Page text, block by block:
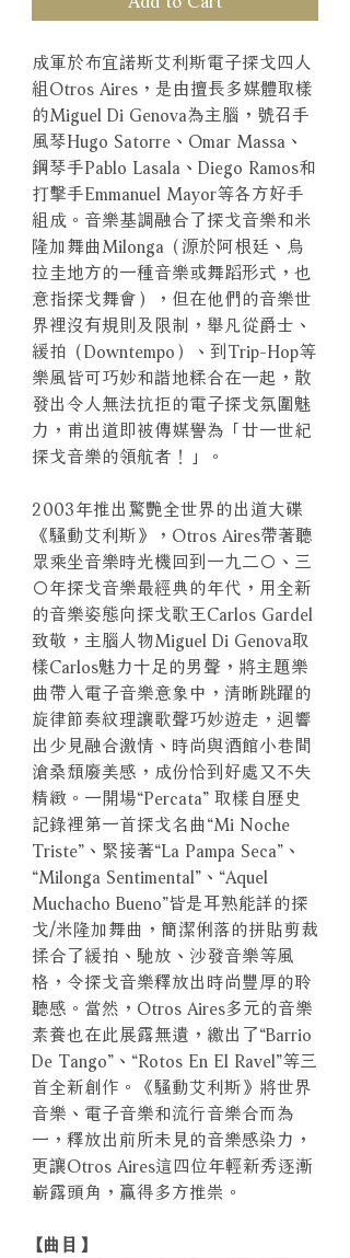
成軍於布宜諾斯艾利斯電子探戈四人
組Otros Aires，是由擅長多媒體取樣
的Miguel Di Genova為主腦，號召手
風琴Hugo Satorre、Omar Massa、
鋼琴手Pablo Lasala、Diego Ramos和
打擊手Emmanuel Mayor等各方好手
組成。音樂基調融合了探戈音樂和米
隆加舞曲Milonga（源於阿根廷、烏
拉圭地方的一種音樂或舞蹈形式，也
意指探戈舞會），但在他們的音樂世
界裡沒有規則及限制，舉凡從爵士、
緩拍（Downtempo）、到Trip-Hop等
樂風皆可巧妙和諧地糅合在一起，散
發出令人無法抗拒的電子探戈氛圍魅
力，甫出道即被傳媒譽為「廿一世紀
探戈音樂的領航者！」。
2003年推出驚艷全世界的出道大碟
《騷動艾利斯》，Otros Aires帶著聽
眾乘坐音樂時光機回到一九二○、三
○年探戈音樂最經典的年代，用全新
的音樂姿態向探戈歌王Carlos Gardel
致敬，主腦人物Miguel Di Genova取
樣Carlos魅力十足的男聲，將主題樂
曲帶入電子音樂意象中，清晰跳躍的
旋律節奏紋理讓歌聲巧妙遊走，迴響
出少見融合激情、時尚與酒館小巷間
滄桑頹廢美感，成份恰到好處又不失
精緻。一開場“Percata” 取樣自歷史
記錄裡第一首探戈名曲“Mi Noche
Triste”、緊接著“La Pampa Seca”、
“Milonga Sentimental”、“Aquel
Muchacho Bueno”皆是耳熟能詳的探
戈/米隆加舞曲，簡潔俐落的拼貼剪裁
揉合了緩拍、馳放、沙發音樂等風
格，令探戈音樂釋放出時尚豐厚的聆
聽感。當然，Otros Aires多元的音樂
素養也在此展露無遺，繳出了“Barrio
De Tango”、“Rotos En El Ravel”等三
首全新創作。《騷動艾利斯》將世界
音樂、電子音樂和流行音樂合而為
一，釋放出前所未見的音樂感染力，
更讓Otros Aires這四位年輕新秀逐漸
嶄露頭角，贏得多方推崇。
【曲目】